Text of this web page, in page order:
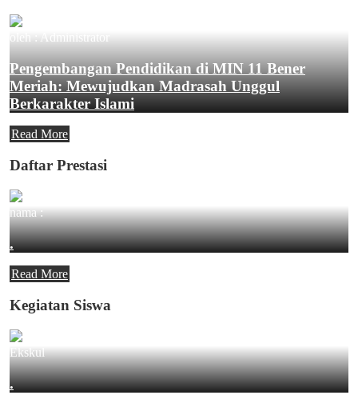
oleh : Administrator
Pengembangan Pendidikan di MIN 11 Bener
Meriah: Mewujudkan Madrasah Unggul
Berkarakter Islami
Read More
Daftar Prestasi
nama :
.
Read More
Kegiatan Siswa
Ekskul
.